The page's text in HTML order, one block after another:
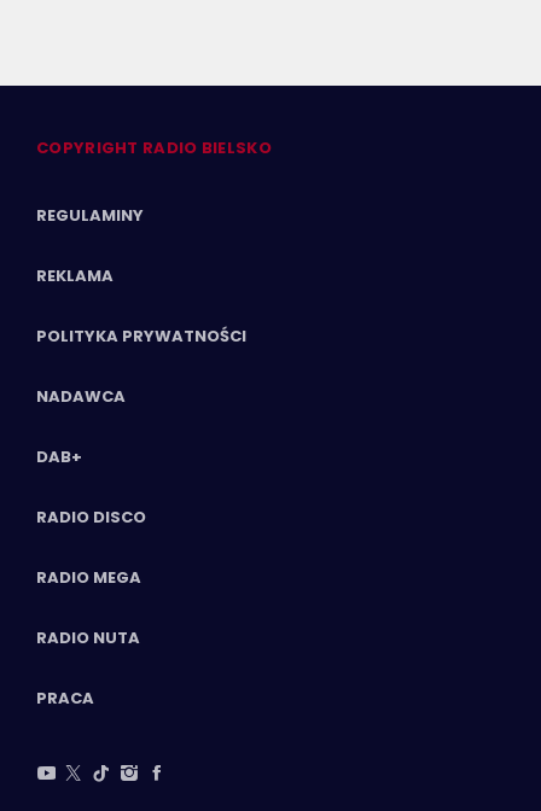
COPYRIGHT RADIO BIELSKO
REGULAMINY
REKLAMA
POLITYKA PRYWATNOŚCI
NADAWCA
DAB+
RADIO DISCO
RADIO MEGA
RADIO NUTA
PRACA